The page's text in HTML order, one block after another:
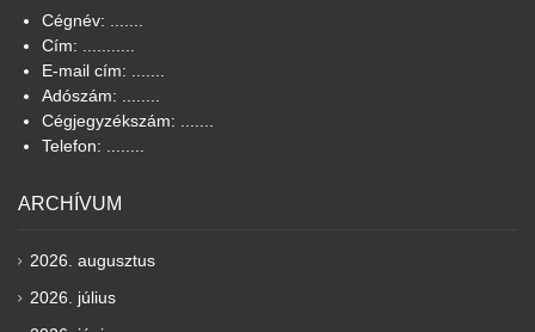
Cégnév: .......
Cím: ...........
E-mail cím: .......
Adószám: ........
Cégjegyzékszám: .......
Telefon: ........
ARCHÍVUM
2026. augusztus
2026. július